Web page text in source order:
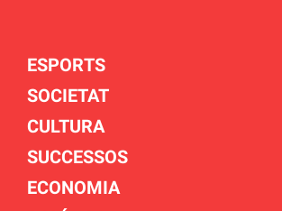
ESPORTS
SOCIETAT
CULTURA
SUCCESSOS
ECONOMIA